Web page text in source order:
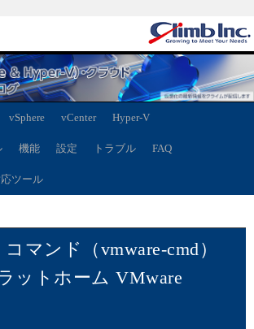
vSphere vCenter Hyper-V
機能 設定 トラブル FAQ
ツール
マンド（vmware-cmd）
ットホーム VMware